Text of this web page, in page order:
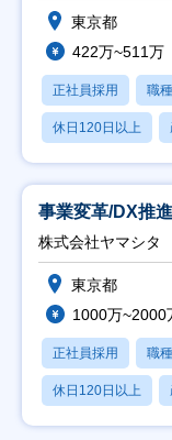
東京都
422万~511万
正社員採用 職
休日120日以上
事業変革/DX推
株式会社ヤマシタ
東京都
1000万~2000
正社員採用 職
休日120日以上